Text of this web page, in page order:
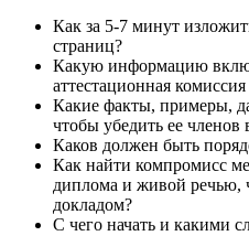
Как за 5-7 минут
страниц?
Какую информацию
аттестационная
Какие факты, примеры,
чтобы убедить ее членов
Каков должен быть
Как найти компромисс
диплома и живой речью,
докладом?
С чего начать и какими